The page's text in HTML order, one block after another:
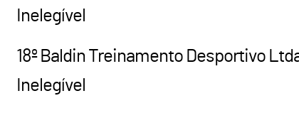
Inelegível
18º Baldin Treinamento Desportivo
Inelegível